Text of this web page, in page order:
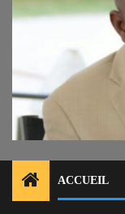
ACCUEIL